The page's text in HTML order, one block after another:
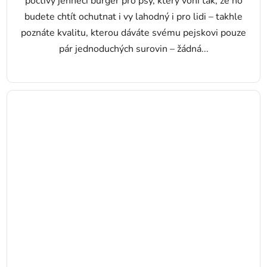
budete chtít ochutnat i vy lahodný i pro lidi – takhle
poznáte kvalitu, kterou dáváte svému pejskovi pouze
pár jednoduchých surovin – žádná...